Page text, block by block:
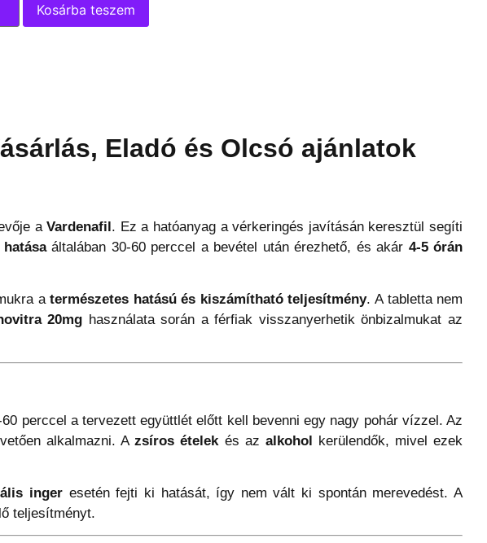
Kosárba teszem
Eladó és Olcsó ajánlatok
aVardenafil. Ez a hatóanyag a vérkeringés javításán keresztül segíti
általában 30-60 perccel a bevétel után érezhető, és akár 4-5 órán
atermészetes hatású és kiszámítható teljesítmény. A tabletta nem
20mg használata során a férfiak visszanyerhetik önbizalmukat az
perccel a tervezett együttlét előtt kell bevenni egy nagy pohár vízzel. Az
alkalmazni. Azsíros ételek és az alkohol kerülendők, mivel ezek
ingeresetén fejti ki hatását, így nem vált ki spontán merevedést. A
teljesítményt.